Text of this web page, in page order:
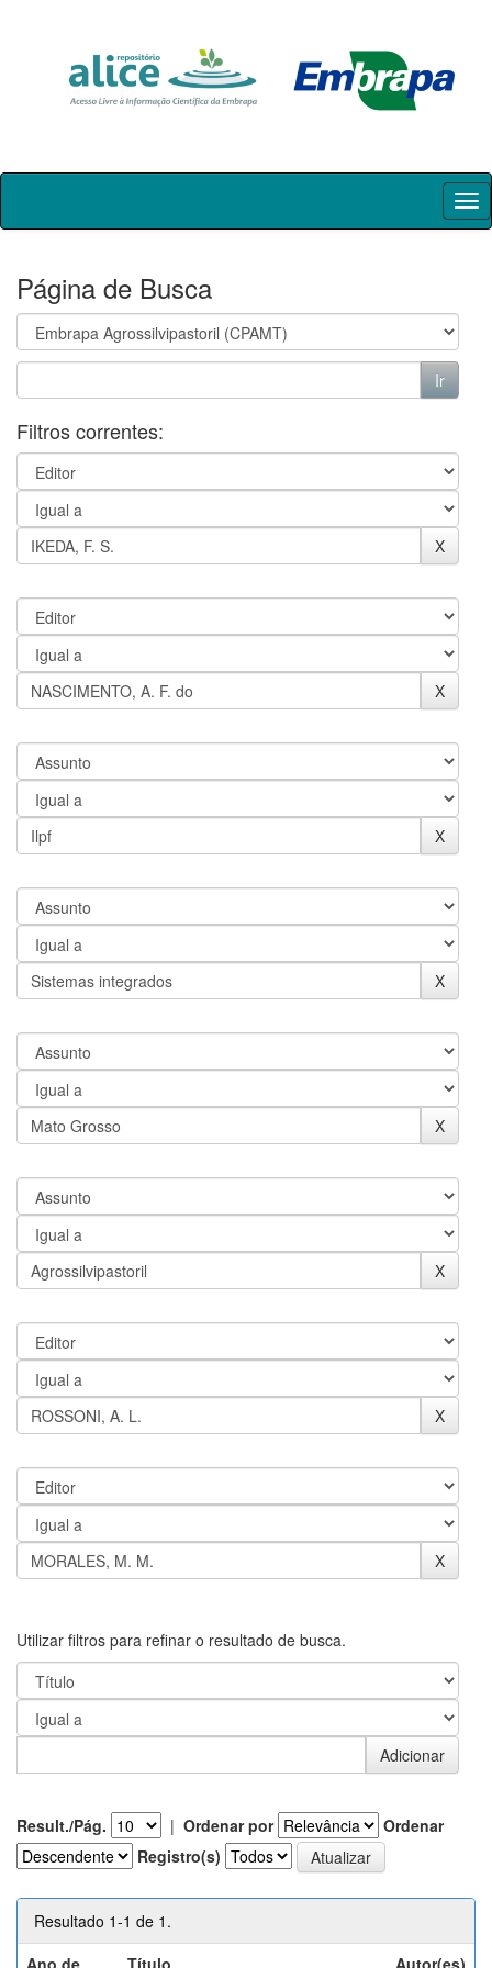
Skip
Página de Busca
Filtros correntes:
Utilizar filtros para refinar o resultado de busca.
Result./Pág. | Ordenar por
Ordenar
Registro(s)
Resultado 1-1 de 1.
Ano de
Título Autor(es)